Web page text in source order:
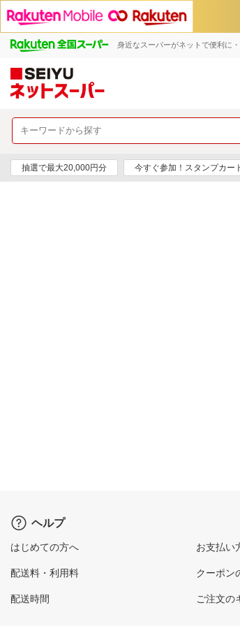
身近なスーパーがネットで便利に
抽選で最大20,000円分 今すぐ参加！スタンプカー
ヘルプ
はじめての方へ
配送料・利用料
配送時間
お支払い
クーポン
ご注文の